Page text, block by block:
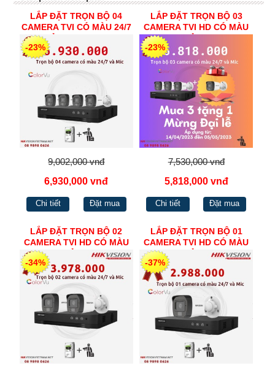
LẮP ĐẶT TRỌN BỘ 04
CAMERA TVI CÓ MÀU 24/7
CỦA HIKVISION
-23%
9,002,000 vnđ
6,930,000 vnđ
Chi tiết Đặt mua
LẮP ĐẶT TRỌN BỘ 03
CAMERA TVI HD CÓ MÀU
24/7 MIC CỦA HIKVISION
-23%
7,530,000 vnđ
5,818,000 vnđ
Chi tiết Đặt mua
LẮP ĐẶT TRỌN BỘ 02
CAMERA TVI HD CÓ MÀU
24/7 MIC CỦA HIKVISION
-34%
LẮP ĐẶT TRỌN BỘ 01
CAMERA TVI HD CÓ MÀU
24/7 MIC CỦA HIKVISION
-37%